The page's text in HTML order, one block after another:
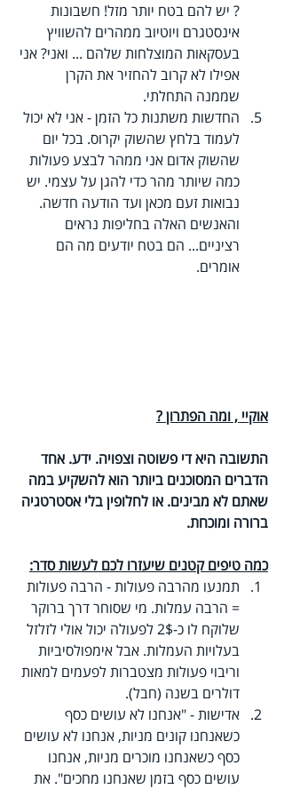
? יש להם בטח יותר מזל! חשבונות
אינסטגרם ויוטיוב ממהרים להשוויץ
בעסקאות המוצלחות שלהם ... ואני? אני
אפילו לא קרוב להחזיר את הקרן
שממנה התחלתי.
החדשות משתנות כל הזמן - אני לא יכול
לעמוד בלחץ שהשוק יקרוס. בכל יום
שהשוק אדום אני ממהר לבצע פעולות
כמה שיותר מהר כדי להגן על עצמי. יש
נבואות זעם מכאן ועד הודעה חדשה.
והאנשים האלה בחליפות נראים
רציניים... הם בטח יודעים מה הם
אומרים.
אוקיי , ומה הפתרון ?
התשובה היא די פשוטה וצפויה. ידע. אחד
הדברים המסוכנים ביותר הוא להשקיע במה
שאתם לא מבינים. או לחלופין בלי אסטרטגיה
ברורה ומוכחת.
כמה טיפים קטנים שיעזרו לכם לעשות סדר:
תמנעו מהרבה פעולות - הרבה פעולות
= הרבה עמלות. מי שסוחר דרך ברוקר
שלוקח לו כ-2$ לפעולה יכול אולי לזלזל
בעלויות העמלות. אבל אימפולסיביות
וריבוי פעולות מצטברות לפעמים למאות
דולרים בשנה (חבל).
אדישות - "אנחנו לא עושים כסף
כשאנחנו קונים מניות, אנחנו לא עושים
כסף כשאנחנו מוכרים מניות, אנחנו
עושים כסף בזמן שאנחנו מחכים". את